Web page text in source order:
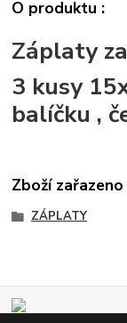
O produktu :
Záplaty
3 kusy
balíčku ,
Zboží
ZÁPLATY